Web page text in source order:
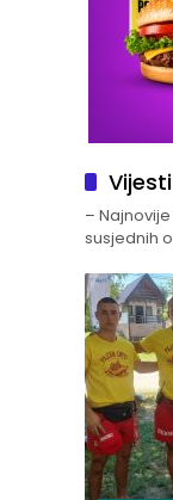
–
susjednih